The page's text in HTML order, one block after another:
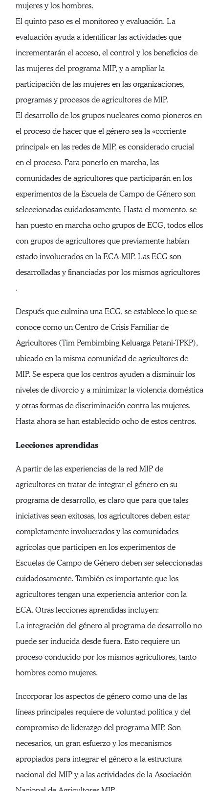
mujeres y los hombres.
El quinto paso es el monitoreo y evaluación. La
evaluación ayuda a identificar las actividades que
incrementarán el acceso, el control y los beneficios de
las mujeres del programa MIP, y a ampliar la
participación de las mujeres en las organizaciones,
programas y procesos de agricultores de MIP.
El desarrollo de los grupos nucleares como pioneros en
el proceso de hacer que el género sea la «corriente
principal» en las redes de MIP, es considerado crucial
en el proceso. Para ponerlo en marcha, las
comunidades de agricultores que participarán en los
experimentos de la Escuela de Campo de Género son
seleccionadas cuidadosamente. Hasta el momento, se
han puesto en marcha ocho grupos de ECG, todos ellos
con grupos de agricultores que previamente habían
estado involucrados en la ECA-MIP. Las ECG son
desarrolladas y financiadas por los mismos agricultores
.
Después que culmina una ECG, se establece lo que se
conoce como un Centro de Crisis Familiar de
Agricultores (Tim Pembimbing Keluarga Petani-TPKP),
ubicado en la misma comunidad de agricultores de
MIP. Se espera que los centros ayuden a disminuir los
niveles de divorcio y a minimizar la violencia doméstica
y otras formas de discriminación contra las mujeres.
Hasta ahora se han establecido ocho de estos centros.
Lecciones aprendidas
A partir de las experiencias de la red MIP de
agricultores en tratar de integrar el género en su
programa de desarrollo, es claro que para que tales
iniciativas sean exitosas, los agricultores deben estar
completamente involucrados y las comunidades
agrícolas que participen en los experimentos de
Escuelas de Campo de Género deben ser seleccionadas
cuidadosamente. También es importante que los
agricultores tengan una experiencia anterior con la
ECA. Otras lecciones aprendidas incluyen:
La integración del género al programa de desarrollo no
puede ser inducida desde fuera. Esto requiere un
proceso conducido por los mismos agricultores, tanto
hombres como mujeres.
Incorporar los aspectos de género como una de las
líneas principales requiere de voluntad política y del
compromiso de liderazgo del programa MIP. Son
necesarios, un gran esfuerzo y los mecanismos
apropiados para integrar el género a la estructura
nacional del MIP y a las actividades de la Asociación